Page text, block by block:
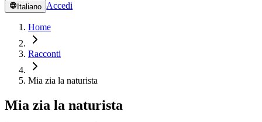
Italiano Accedi
Home
Racconti
Mia zia la naturista
Mia zia la naturista